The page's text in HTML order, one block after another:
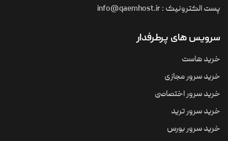
پست الکترونیک :info@qaemhost.ir
سرویس های پرطرفدار
خرید هاست
خرید سرور مجازی
خرید سرور اختصاصی
خرید سرور ترید
خرید سرور بورس